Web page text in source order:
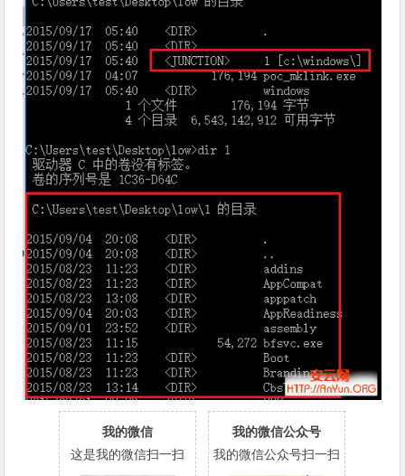
我的微信
这是我的微信扫一扫
我的微信公众号
我的微信公众号扫一扫